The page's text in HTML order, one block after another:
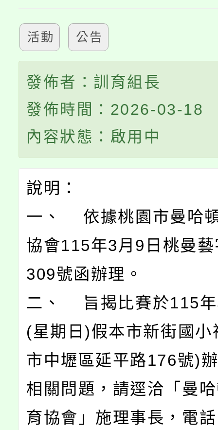
活動 公告
發佈者：訓育組長
發佈時間：2026-03-18
內容狀態：啟用中
說明：
一、 依據桃園市曼哈
協會115年3月9日桃曼
309號函辦理。
二、 旨揭比賽於115年
(星期日)假本市新街國小
市中壢區延平路176號)
相關問題，請逕洽「曼
育協會」施理事長，電